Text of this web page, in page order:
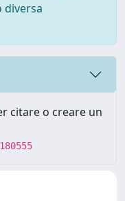
diversa
citare o creare un